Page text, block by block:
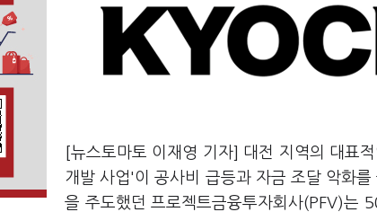
[뉴스토마토 이재영 기자] 대전 지역의 대표
개발 사업'이 공사비 급등과 자금 조달 악화
을 주도했던 프로젝트금융투자회사(PFV)는